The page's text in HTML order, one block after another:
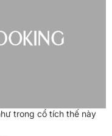
trong cổ tích thế này